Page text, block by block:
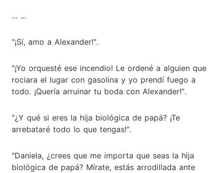
... ...
"¡Sí, amo a Alexander!".
"¡Yo orquesté ese incendio! Le ordené a alguien que
rociara el lugar con gasolina y yo prendí fuego a
todo. ¡Quería arruinar tu boda con Alexander!".
"¿Y qué si eres la hija biológica de papá? ¡Te
arrebataré todo lo que tengas!".
"Daniela, ¿crees que me importa que seas la hija
biológica de papá? Mírate, estás arrodillada ante